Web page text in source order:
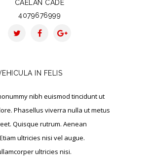
CAELAN CADE
4079676999
IN FELIS
nibh euismod tincidunt ut
Phasellus viverra nulla ut metus
Quisque rutrum. Aenean
ultricies nisi vel augue.
ultricies nisi.